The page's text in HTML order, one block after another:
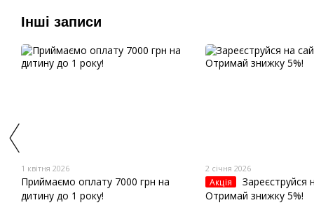
Інші записи
1 квітня 2026
Приймаємо оплату 7000 грн на
дитину до 1 року!
2 січня 2026
Акція
Зареєструйся
Отримай знижку 5%!